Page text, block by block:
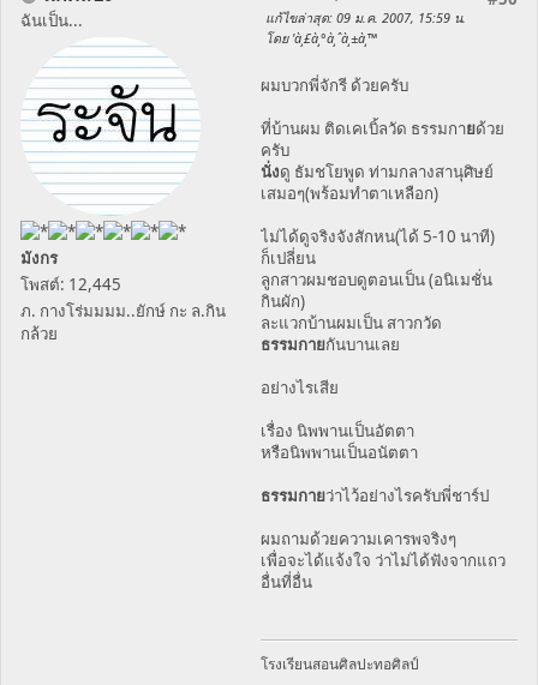
ฉันเป็น...
มังกร
โพสต์: 12,445
ภ. กางโร่มมมม..ยักษ์ กะ ล.กิน
กล้วย
แก้ไขล่าสุด: 09 ม.ค. 2007, 15:59 น.
โดย 'à¸£à¸°à¸ˆà¸±à¸™
ผมบวกพี่จักรี ด้วยครับ
ที่บ้านผม ติดเคเบิ้ลวัด ธรรมกายด้วย
ครับ
นั่งดู ธัมชโยพูด ท่ามกลางสานุศิษย์
เสมอๆ(พร้อมทำตาเหลือก)
ไม่ได้ดูจริงจังสักหน(ได้ 5-10 นาที)
ก็เปลี่ยน
ลูกสาวผมชอบดูตอนเป็น (อนิเมชั่น
กินผัก)
ละแวกบ้านผมเป็น สาวกวัด
ธรรมกายกันบานเลย
อย่างไรเสีย
เรื่อง นิพพานเป็นอัตตา
หรือนิพพานเป็นอนัตตา
ธรรมกายว่าไว้อย่างไรครับพี่ชาร์ป
ผมถามด้วยความเคารพจริงๆ
เพื่อจะได้แจ้งใจ ว่าไม่ได้ฟังจากแถว
อื่นที่อื่น
โรงเรียนสอนศิลปะทอศิลป์